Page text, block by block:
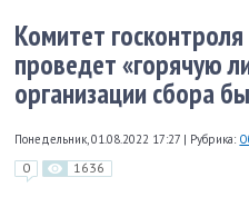
Комитет
проведет «горячую
организации сбора
Понедельник, 01.08.2022 17:27 | Рубрика:
0 1636